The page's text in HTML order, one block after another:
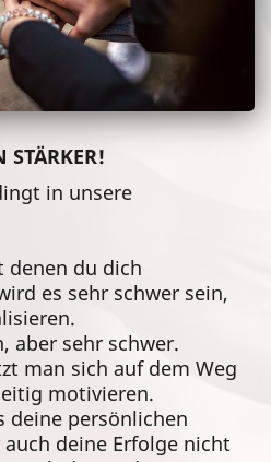
STÄRKER!
in unsere
denen du dich
es sehr schwer sein,
aber sehr schwer.
man sich auf dem Weg
motivieren.
deine persönlichen
deine Erfolge nicht